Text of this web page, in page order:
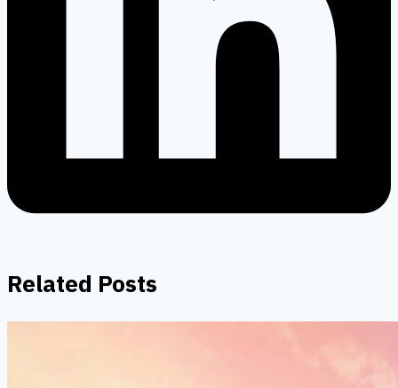
Related Posts